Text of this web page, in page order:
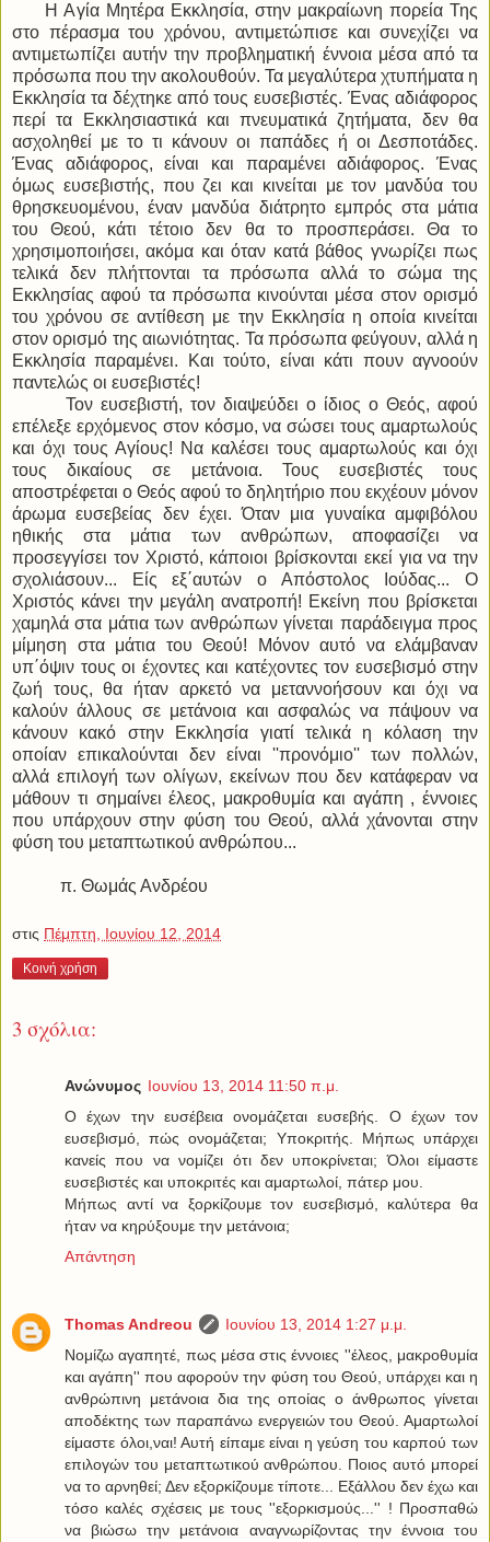
Η Αγία Μητέρα Εκκλησία, στην μακραίωνη πορεία Της
στο πέρασμα του χρόνου, αντιμετώπισε και συνεχίζει να
αντιμετωπίζει αυτήν την προβληματική έννοια μέσα από τα
πρόσωπα που την ακολουθούν. Τα μεγαλύτερα χτυπήματα η
Εκκλησία τα δέχτηκε από τους ευσεβιστές. Ένας αδιάφορος
περί τα Εκκλησιαστικά και πνευματικά ζητήματα, δεν θα
ασχοληθεί με το τι κάνουν οι παπάδες ή οι Δεσποτάδες.
Ένας αδιάφορος, είναι και παραμένει αδιάφορος. Ένας
όμως ευσεβιστής, που ζει και κινείται με τον μανδύα του
θρησκευομένου, έναν μανδύα διάτρητο εμπρός στα μάτια
του Θεού, κάτι τέτοιο δεν θα το προσπεράσει. Θα το
χρησιμοποιήσει, ακόμα και όταν κατά βάθος γνωρίζει πως
τελικά δεν πλήττονται τα πρόσωπα αλλά το σώμα της
Εκκλησίας αφού τα πρόσωπα κινούνται μέσα στον ορισμό
του χρόνου σε αντίθεση με την Εκκλησία η οποία κινείται
στον ορισμό της αιωνιότητας. Τα πρόσωπα φεύγουν, αλλά η
Εκκλησία παραμένει. Και τούτο, είναι κάτι πουν αγνοούν
παντελώς οι ευσεβιστές!
Τον ευσεβιστή, τον διαψεύδει ο ίδιος ο Θεός, αφού
επέλεξε ερχόμενος στον κόσμο, να σώσει τους αμαρτωλούς
και όχι τους Αγίους! Να καλέσει τους αμαρτωλούς και όχι
τους δικαίους σε μετάνοια. Τους ευσεβιστές τους
αποστρέφεται ο Θεός αφού το δηλητήριο που εκχέουν μόνον
άρωμα ευσεβείας δεν έχει. Όταν μια γυναίκα αμφιβόλου
ηθικής στα μάτια των ανθρώπων, αποφασίζει να
προσεγγίσει τον Χριστό, κάποιοι βρίσκονται εκεί για να την
σχολιάσουν... Είς εξ΄αυτών ο Απόστολος Ιούδας... Ο
Χριστός κάνει την μεγάλη ανατροπή! Εκείνη που βρίσκεται
χαμηλά στα μάτια των ανθρώπων γίνεται παράδειγμα προς
μίμηση στα μάτια του Θεού! Μόνον αυτό να ελάμβαναν
υπ΄όψιν τους οι έχοντες και κατέχοντες τον ευσεβισμό στην
ζωή τους, θα ήταν αρκετό να μεταννοήσουν και όχι να
καλούν άλλους σε μετάνοια και ασφαλώς να πάψουν να
κάνουν κακό στην Εκκλησία γιατί τελικά η κόλαση την
οποίαν επικαλούνται δεν είναι ''προνόμιο'' των πολλών,
αλλά επιλογή των ολίγων, εκείνων που δεν κατάφεραν να
μάθουν τι σημαίνει έλεος, μακροθυμία και αγάπη , έννοιες
που υπάρχουν στην φύση του Θεού, αλλά χάνονται στην
φύση του μεταπτωτικού ανθρώπου...
π. Θωμάς Ανδρέου
στις Πέμπτη, Ιουνίου 12, 2014
Κοινή χρήση
3 σχόλια:
Ανώνυμος Ιουνίου 13, 2014 11:50 π.μ.
Ο έχων την ευσέβεια ονομάζεται ευσεβής. Ο έχων τον
ευσεβισμό, πώς ονομάζεται; Υποκριτής. Μήπως υπάρχει
κανείς που να νομίζει ότι δεν υποκρίνεται; Όλοι είμαστε
ευσεβιστές και υποκριτές και αμαρτωλοί, πάτερ μου.
Μήπως αντί να ξορκίζουμε τον ευσεβισμό, καλύτερα θα
ήταν να κηρύξουμε την μετάνοια;
Απάντηση
Thomas Andreou
Ιουνίου 13, 2014 1:27 μ.μ.
Νομίζω αγαπητέ, πως μέσα στις έννοιες ''έλεος, μακροθυμία
και αγάπη'' που αφορούν την φύση του Θεού, υπάρχει και η
ανθρώπινη μετάνοια δια της οποίας ο άνθρωπος γίνεται
αποδέκτης των παραπάνω ενεργειών του Θεού. Αμαρτωλοί
είμαστε όλοι,ναι! Αυτή είπαμε είναι η γεύση του καρπού των
επιλογών του μεταπτωτικού ανθρώπου. Ποιος αυτό μπορεί
να το αρνηθεί; Δεν εξορκίζουμε τίποτε... Εξάλλου δεν έχω και
τόσο καλές σχέσεις με τους ''εξορκισμούς...'' ! Προσπαθώ
να βιώσω την μετάνοια αναγνωρίζοντας την έννοια του